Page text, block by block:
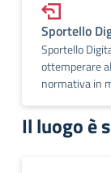
Sportello
Sportello
ottemperare
normativa in
Il luogo è